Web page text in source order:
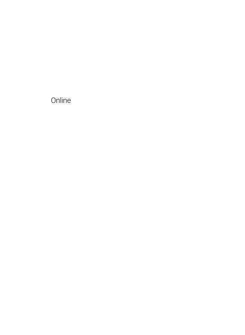
Online